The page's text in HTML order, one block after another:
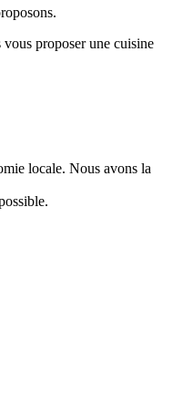
proposer une cuisine
locale. Nous avons la